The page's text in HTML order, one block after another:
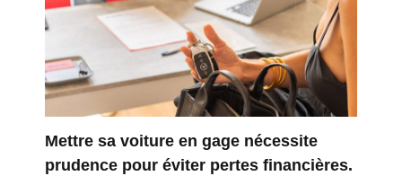
Mettre sa voiture en gage nécessite
prudence pour éviter pertes financières.